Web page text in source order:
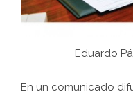
Eduardo
En un comunicado